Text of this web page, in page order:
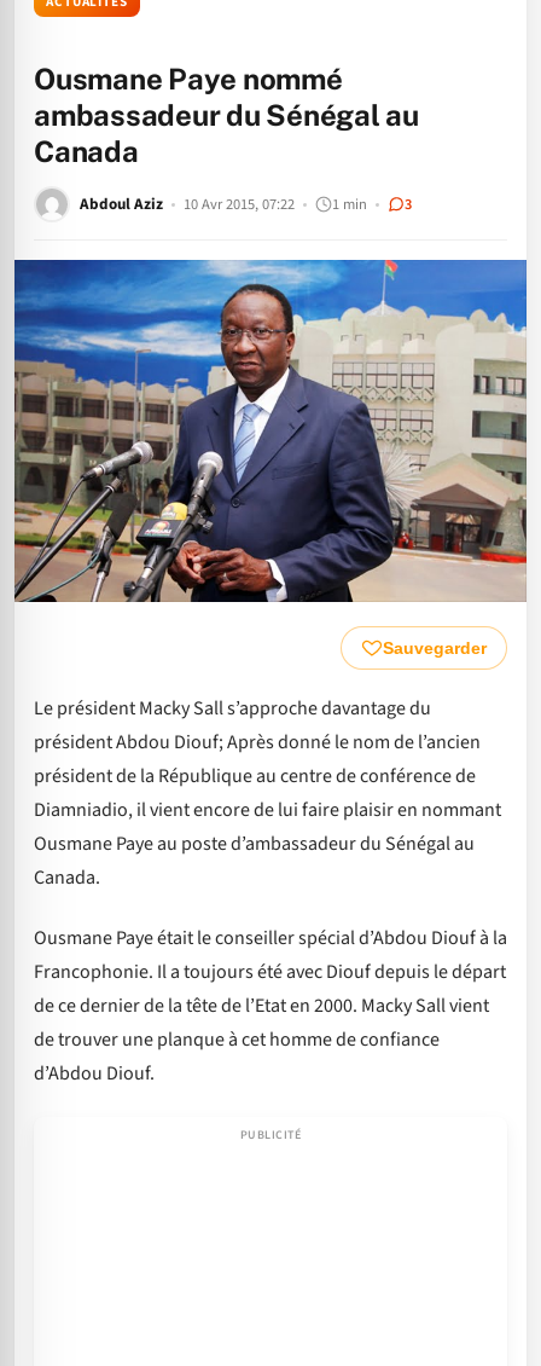
Ousmane Paye nommé
ambassadeur du Sénégal au
Canada
Abdoul Aziz 10 Avr 2015, 07:22 1 min 3
Sauvegarder
Le président Macky Sall s’approche davantage du
président Abdou Diouf; Après donné le nom de l’ancien
président de la République au centre de conférence de
Diamniadio, il vient encore de lui faire plaisir en nommant
Ousmane Paye au poste d’ambassadeur du Sénégal au
Canada.
Ousmane Paye était le conseiller spécial d’Abdou Diouf à la
Francophonie. Il a toujours été avec Diouf depuis le départ
de ce dernier de la tête de l’Etat en 2000. Macky Sall vient
de trouver une planque à cet homme de confiance
d’Abdou Diouf.